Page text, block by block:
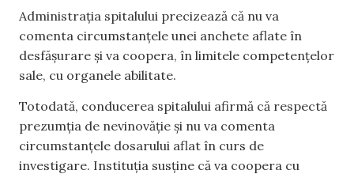
Administrația spitalului precizează că nu va
comenta circumstanțele unei anchete aflate în
desfășurare și va coopera, în limitele competențelor
sale, cu organele abilitate.
Totodată, conducerea spitalului afirmă că respectă
prezumția de nevinovăție și nu va comenta
circumstanțele dosarului aflat în curs de
investigare. Instituția susține că va coopera cu